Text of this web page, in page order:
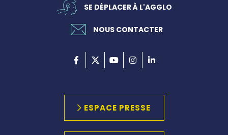
SE DÉPLACER À L'AGGLO
NOUS CONTACTER
ESPACE PRESSE